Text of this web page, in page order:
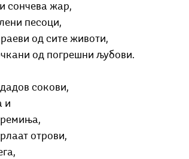
сончева жар,
песоци,
од сите животи,
од погрешни љубови.
сокови,
и
отрови,